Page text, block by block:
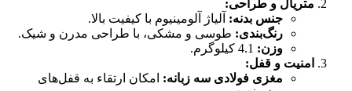
متریال و طراحی:
جنس بدنه: آلیاژ آلومینیوم با کیفیت بالا.
رنگ‌بندی: طوسی و مشکی، با طراحی مدرن و شیک.
وزن:
امنیت و قفل:
مغزی فولادی سه زبانه: امکان ارتقاء به قفل‌های